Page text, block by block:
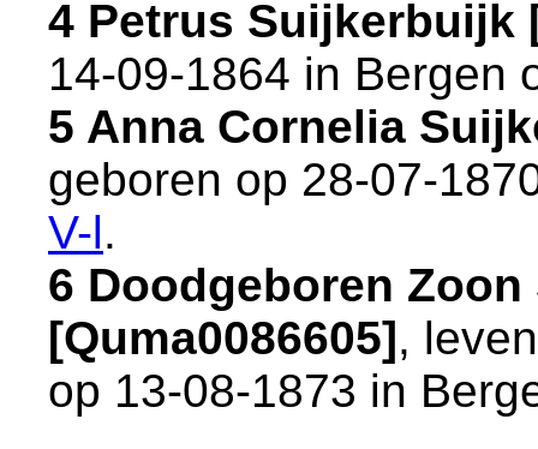
4 Petrus Suijkerbuijk
14-09-1864 in Bergen
5 Anna Cornelia
geboren op 28-07-
V-l.
6 Doodgeboren
[Quma0086605],
op 13-08-1873 in